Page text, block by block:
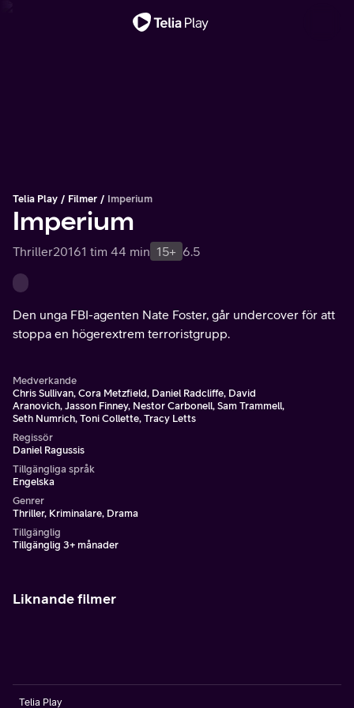
Telia Play Filmer Imperium
Imperium
Thriller20161 tim 44 min 15+ 6.5
Den unga FBI-agenten Nate Foster, går undercover för att
stoppa en högerextrem terroristgrupp.
Medverkande
Chris Sullivan, Cora Metzfield, Daniel Radcliffe, David
Aranovich, Jasson Finney, Nestor Carbonell, Sam Trammell,
Seth Numrich, Toni Collette, Tracy Letts
Regissör
Daniel Ragussis
Tillgängliga språk
Engelska
Genrer
Thriller, Kriminalare, Drama
Tillgänglig
Tillgänglig 3+ månader
Liknande filmer
Telia Play